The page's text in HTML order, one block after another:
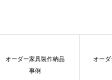
オーダー家具製作納品
事例
オー